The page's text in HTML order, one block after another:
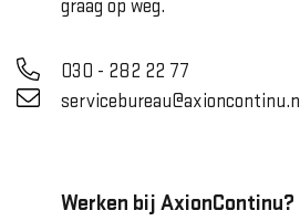
graag op weg.
030 - 282 22 77
servicebureau@axioncontinu.nl
Werken bij AxionContinu?